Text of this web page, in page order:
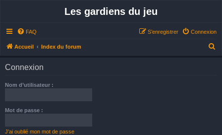
Les gardiens du jeu
FAQ Connexion
S’enregistrer
Accueil Index du forum
Connexion
Nom d’utilisateur :
Mot de passe :
J’ai oublié mon mot de passe